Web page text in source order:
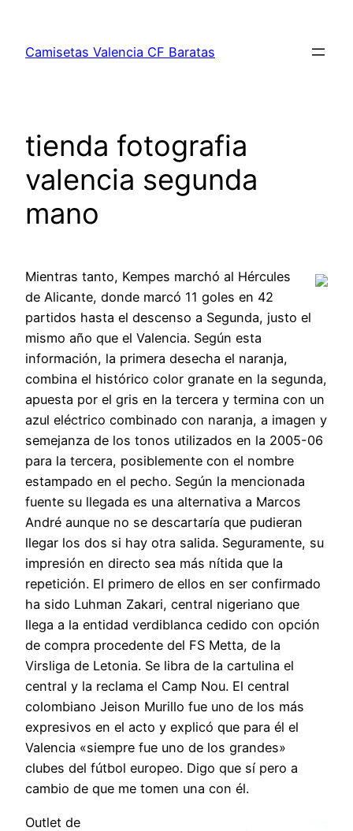
contenido
Camisetas Valencia CF Baratas
tienda fotografia
valencia segunda
mano
Mientras tanto, Kempes marchó al Hércules
de Alicante, donde marcó 11 goles en 42
partidos hasta el descenso a Segunda, justo el
mismo año que el Valencia. Según esta
información, la primera desecha el naranja,
combina el histórico color granate en la segunda,
apuesta por el gris en la tercera y termina con un
azul eléctrico combinado con naranja, a imagen y
semejanza de los tonos utilizados en la 2005-06
para la tercera, posiblemente con el nombre
estampado en el pecho. Según la mencionada
fuente su llegada es una alternativa a Marcos
André aunque no se descartaría que pudieran
llegar los dos si hay otra salida. Seguramente, su
impresión en directo sea más nítida que la
repetición. El primero de ellos en ser confirmado
ha sido Luhman Zakari, central nigeriano que
llega a la entidad verdiblanca cedido con opción
de compra procedente del FS Metta, de la
Virsliga de Letonia. Se libra de la cartulina el
central y la reclama el Camp Nou. El central
colombiano Jeison Murillo fue uno de los más
expresivos en el acto y explicó que para él el
Valencia «siempre fue uno de los grandes»
clubes del fútbol europeo. Digo que sí pero a
cambio de que me tomen una con él.
Outlet de